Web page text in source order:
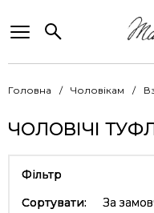
Головна Чоловікам
ЧОЛОВІЧІ
Фільтр
Сортувати:
За